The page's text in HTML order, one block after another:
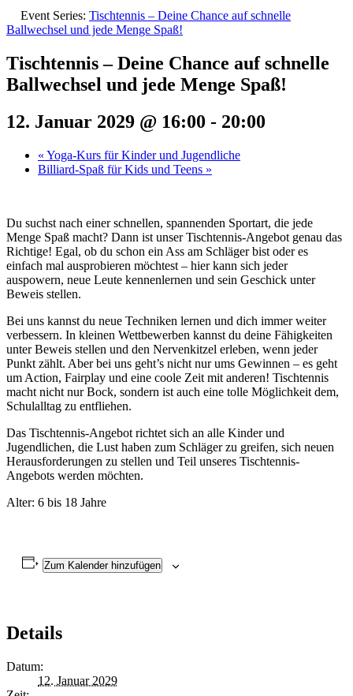
Event Series: Tischtennis – Deine Chance auf schnelle
Ballwechsel und jede Menge Spaß!
Tischtennis – Deine Chance auf schnelle
Ballwechsel und jede Menge Spaß!
12. Januar 2029 @ 16:00 - 20:00
« Yoga-Kurs für Kinder und Jugendliche
Billiard-Spaß für Kids und Teens »
Du suchst nach einer schnellen, spannenden Sportart, die jede
Menge Spaß macht? Dann ist unser Tischtennis-Angebot genau das
Richtige! Egal, ob du schon ein Ass am Schläger bist oder es
einfach mal ausprobieren möchtest – hier kann sich jeder
auspowern, neue Leute kennenlernen und sein Geschick unter
Beweis stellen.
Bei uns kannst du neue Techniken lernen und dich immer weiter
verbessern. In kleinen Wettbewerben kannst du deine Fähigkeiten
unter Beweis stellen und den Nervenkitzel erleben, wenn jeder
Punkt zählt. Aber bei uns geht’s nicht nur ums Gewinnen – es geht
um Action, Fairplay und eine coole Zeit mit anderen! Tischtennis
macht nicht nur Bock, sondern ist auch eine tolle Möglichkeit dem,
Schulalltag zu entfliehen.
Das Tischtennis-Angebot richtet sich an alle Kinder und
Jugendlichen, die Lust haben zum Schläger zu greifen, sich neuen
Herausforderungen zu stellen und Teil unseres Tischtennis-
Angebots werden möchten.
Alter: 6 bis 18 Jahre
Zum Kalender hinzufügen
Details
Datum:
12. Januar 2029